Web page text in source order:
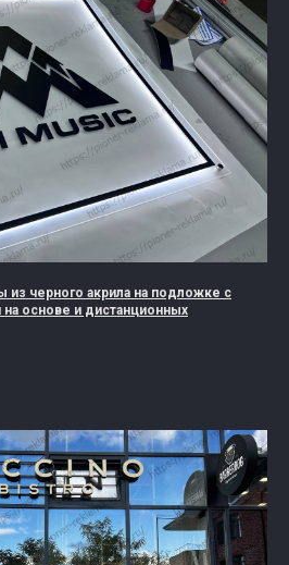
из черного акрила на подложке с
основе и дистанционных